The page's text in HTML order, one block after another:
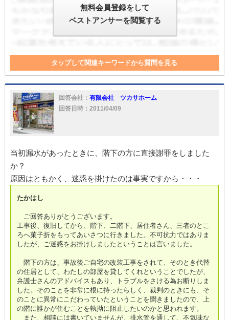
無料会員登録をして
ベストアンサーを閲覧する
タップして関連キーワードから質問を見る
客付け 不動産 保険 不動産業 内見 家
法的手段
回答会社： 有限会社 ツカサホーム
回答日時：2011/04/09
当初漏水があったときに、階下の方に直接謝罪をしました
か？
原因はともかく、迷惑を掛けたのは事実ですから・・・
たかはし
ご回答ありがとうございます。
工事後、復旧してから、階下、二階下、居住者さん、三者のとこ
ろへ菓子折をもってあいさつに行きました。不可抗力ではありま
したが、ご迷惑をお掛けしましたということは言いました。
階下の方は、事故後ご自宅の改装工事をされて、そのとき代替
の住居として、わたしの部屋を貸してくれということでしたが、
弁護士さんのアドバイスもあり、トラブルをさける為お断りしま
した。そのことを非常に根に持ったらしく、裁判のときにも、そ
のことに異常にこだわっていたということを聞きましたので、上
の階に誰かが住むことを執拗に阻止したいのかと思われます。
また、相談には書いていませんが、排水管を通して、不気味な